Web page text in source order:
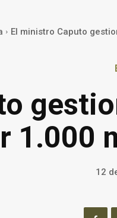
El ministro Caputo
1.000
12